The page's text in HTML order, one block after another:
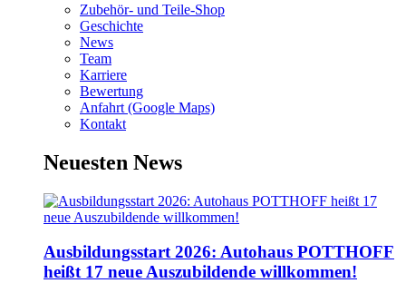
Zubehör- und Teile-Shop
Geschichte
News
Team
Karriere
Bewertung
Anfahrt (Google Maps)
Kontakt
Neuesten News
Ausbildungsstart 2026: Autohaus POTTHOFF
heißt 17 neue Auszubildende willkommen!